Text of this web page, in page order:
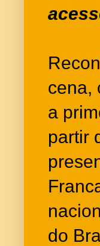
cena,
a
partir
do